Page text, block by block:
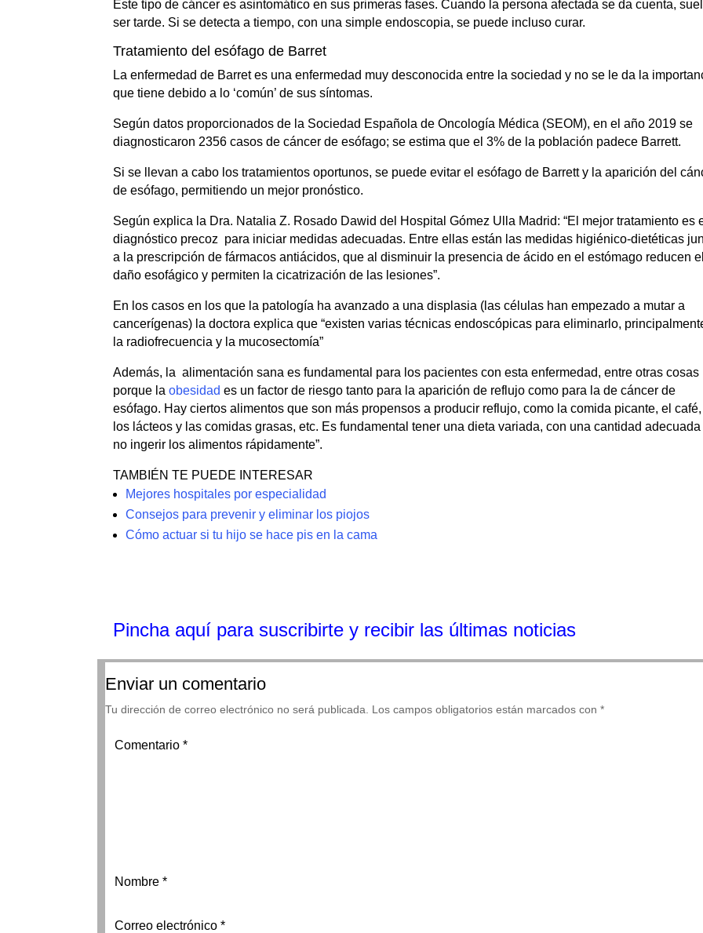
Este tipo de cáncer es asintomático en sus primeras fases. Cuando la persona afectada se da cuenta,
ser tarde. Si se detecta a tiempo, con una simple endoscopia, se puede incluso curar.
Tratamiento del esófago de Barret
La enfermedad de Barret es una enfermedad muy desconocida entre la sociedad y no se le da la
que tiene debido a lo ‘común’ de sus síntomas.
Según datos proporcionados de la Sociedad Española de Oncología Médica (SEOM), en el año 2019 se
diagnosticaron 2356 casos de cáncer de esófago; se estima que el 3% de la población padece Barrett.
Si se llevan a cabo los tratamientos oportunos, se puede evitar el esófago de Barrett y la aparición del
de esófago, permitiendo un mejor pronóstico.
Según explica la Dra. Natalia Z. Rosado Dawid del Hospital Gómez Ulla Madrid: “El mejor tratamiento es
diagnóstico precoz para iniciar medidas adecuadas. Entre ellas están las medidas higiénico-dietéticas
a la prescripción de fármacos antiácidos, que al disminuir la presencia de ácido en el estómago reducen el
daño esofágico y permiten la cicatrización de las lesiones”.
En los casos en los que la patología ha avanzado a una displasia (las células han empezado a mutar a
cancerígenas) la doctora explica que “existen varias técnicas endoscópicas para eliminarlo,
la radiofrecuencia y la mucosectomía”
Además, la alimentación sana es fundamental para los pacientes con esta enfermedad, entre otras cosas
porque laobesidad es un factor de riesgo tanto para la aparición de reflujo como para la de cáncer de
esófago. Hay ciertos alimentos que son más propensos a producir reflujo, como la comida picante, el café,
los lácteos y las comidas grasas, etc. Es fundamental tener una dieta variada, con una cantidad adecuada
no ingerir los alimentos rápidamente”.
TAMBIÉN TE PUEDE INTERESAR
Mejores hospitales por especialidad
Consejos para prevenir y eliminar los piojos
Cómo actuar si tu hijo se hace pis en la cama
Pincha aquí para suscribirte y recibir las últimas noticias
Enviar un comentario
Tu dirección de correo electrónico no será publicada. Los campos obligatorios están marcados con*